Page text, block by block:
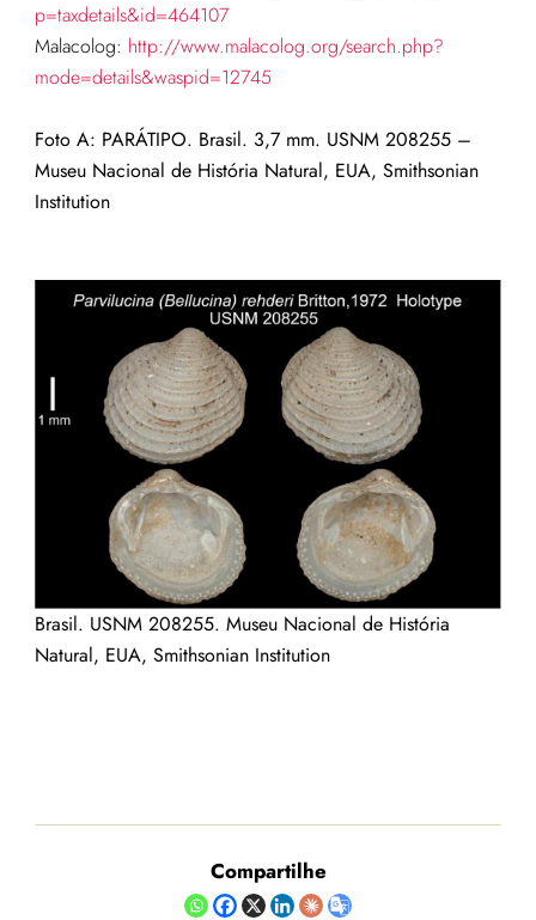
p=taxdetails&id=464107
Malacolog: http://www.malacolog.org/search.php?
mode=details&waspid=12745
Foto A: PARÁTIPO. Brasil. 3,7 mm. USNM 208255 –
Museu Nacional de História Natural, EUA, Smithsonian
Institution
Brasil. USNM 208255. Museu Nacional de História
Natural, EUA, Smithsonian Institution
Compartilhe